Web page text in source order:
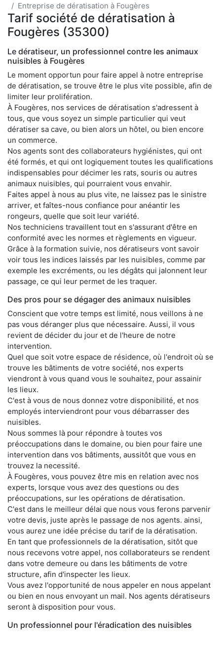
Entreprise de dératisation à Fougères
Tarif société de dératisation à
Fougères (35300)
Le dératiseur, un professionnel contre les animaux
nuisibles à Fougères
Le moment opportun pour faire appel à notre entreprise
de dératisation, se trouve être le plus vite possible, afin de
limiter leur prolifération.
À Fougères, nos services de dératisation s'adressent à
tous, que vous soyez un simple particulier qui veut
dératiser sa cave, ou bien alors un hôtel, ou bien encore
un commerce.
Nos agents sont des collaborateurs hygiénistes, qui ont
été formés, et qui ont logiquement toutes les qualifications
indispensables pour décimer les rats, souris ou autres
animaux nuisibles, qui pourraient vous envahir.
Faites appel à nous au plus vite, ne laissez pas le sinistre
arriver, et faîtes-nous confiance pour anéantir les
rongeurs, quelle que soit leur variété.
Nos techniciens travaillent tout en s'assurant d'être en
conformité avec les normes et règlements en vigueur.
Grâce à la formation suivie, nos dératiseurs vont savoir
voir tous les indices laissés par les nuisibles, comme par
exemple les excréments, ou les dégâts qui jalonnent leur
passage, ce qui leur permet de les traquer.
Des pros pour se dégager des animaux nuisibles
Conscient que votre temps est limité, nous veillons à ne
pas vous déranger plus que nécessaire. Aussi, il vous
revient de décider du jour et de l'heure de notre
intervention.
Quel que soit votre espace de résidence, où l'endroit où se
trouve les bâtiments de votre société, nos experts
viendront à vous quand vous le souhaitez, pour assainir
les lieux.
C'est à vous de nous donnez votre disponibilité, et nos
employés interviendront pour vous débarrasser des
nuisibles.
Nous sommes là pour répondre à toutes vos
préoccupations dans le domaine, ou bien pour faire une
intervention dans vos bâtiments, aussitôt que vous en
trouvez la necessité.
À Fougères, vous pouvez être mis en relation avec nos
experts, lorsque vous avez des questions ou des
préoccupations, sur les opérations de dératisation.
C'est dans le meilleur délai que nous vous ferons parvenir
votre devis, juste après le passage de nos agents. ainsi,
vous aurez une idée précise du tarif de la dératisation.
En tant que professionnels de la dératisation, sitôt que
nous recevons votre appel, nos collaborateurs se rendent
dans votre demeure ou dans les bâtiments de votre
structure, afin d'inspecter les lieux.
Vous avez l'opportunité de nous appeler en nous appelant
ou bien en nous envoyant un mail. Nos agents dératiseurs
seront à disposition pour vous.
Un professionnel pour l'éradication des nuisibles